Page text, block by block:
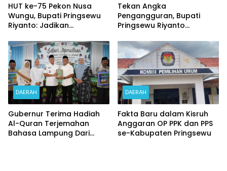
HUT ke-75 Pekon Nusa
Wungu, Bupati Pringsewu
Riyanto: Jadikan
Pembangunan
Tekan Angka
Pengangguran, Bupati
Pringsewu Riyanto
Kemenaker
DAERAH
Gubernur Terima Hadiah
Al-Quran Terjemahan
Bahasa Lampung Dari
DAERAH
Fakta Baru dalam Kisruh
Anggaran OP PPK dan PPS
se-Kabupaten Pringsewu